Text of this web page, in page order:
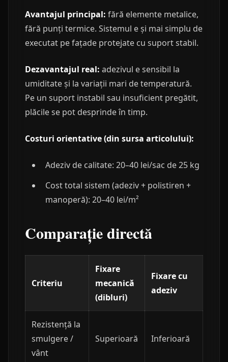
Avantajul principal: fără elemente metalice,
fără punți termice. Sistemul e și mai simplu de
executat pe fațade protejate cu suport stabil.
Dezavantajul real: adezivul e sensibil la
umiditate și la variații mari de temperatură.
Pe un suport instabil sau insuficient pregătit,
plăcile se pot desprinde în timp.
Costuri orientative (din sursa articolului):
Adeziv de calitate: 20–40 lei/sac de 25 kg
Cost total sistem (adeziv + polistiren +
manoperă): 20–40 lei/m²
Comparație directă
Criteriu
Fixare
mecanică
(dibluri)
Fixare cu
adeziv
Rezistență la
smulgere /
vânt
Superioară Inferioară